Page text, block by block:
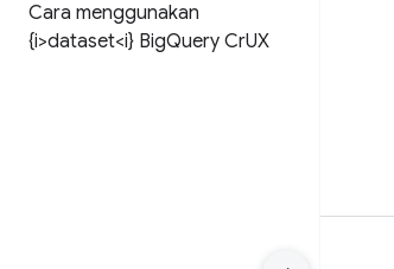
Cara menggunakan
{i>dataset<i} BigQuery CrUX
Beri kontribusi
Laporkan bug